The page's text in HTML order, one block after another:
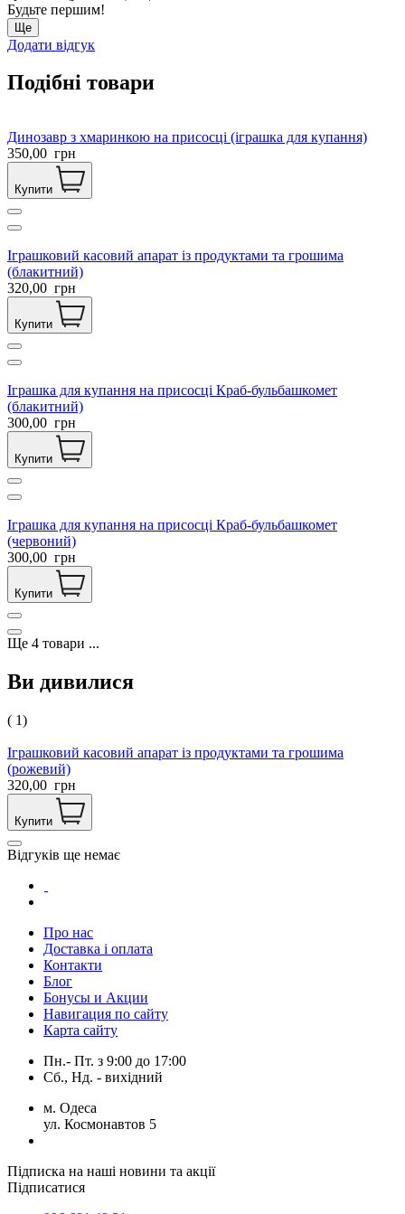
Будьте першим!
Ще
Додати відгук
Подібні товари
Динозавр з хмаринкою на присосці (іграшка для купання)
350,00 грн
Купити
Іграшковий касовий апарат із продуктами та грошима
(блакитний)
320,00 грн
Купити
Іграшка для купання на присосці Краб-бульбашкомет
(блакитний)
300,00 грн
Купити
Іграшка для купання на присосці Краб-бульбашкомет
(червоний)
300,00 грн
Купити
Ще 4 товари ...
Ви дивилися
( 1)
Іграшковий касовий апарат із продуктами та грошима
(рожевий)
320,00 грн
Купити
Відгуків ще немає
Про нас
Доставка і оплата
Контакти
Блог
Бонусы и Акции
Навигация по сайту
Карта сайту
Пн.- Пт. з 9:00 до 17:00
Сб., Нд. - вихідний
м. Одеса
ул. Космонавтов 5
Підписка на наші новини та акції
Підписатися